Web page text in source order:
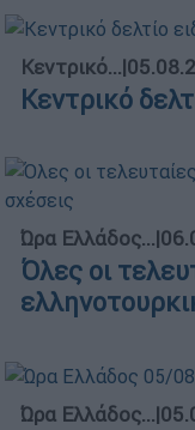
Κεντρικό...|
Κεντρικό
Ώρα Ελλάδος...|
Όλες οι
Ώρα Ελλάδος...|